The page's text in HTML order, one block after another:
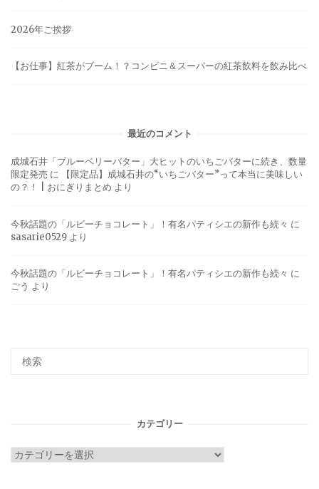
2026年ご挨拶
【お仕事】紅茶がブーム！？コンビニ＆スーパーの紅茶飲料を飲み比べ
最近のコメント
成城石井「ブルーベリーバター」大ヒットのいちごバターに続き、数量
限定発売 に
【限定品】成城石井の“いちごバター”って本当に美味しい
の？！ | おにぎりまとめ より
今秋話題の「ルビーチョコレート」！有名パティシエの新作も続々 に
sasarie0529 より
今秋話題の「ルビーチョコレート」！有名パティシエの新作も続々 に
ごう より
カテゴリー
カ